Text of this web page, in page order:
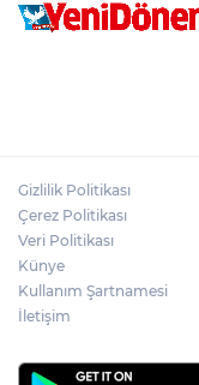
Gizlilik Politikası
Çerez Politikası
Veri Politikası
Künye
Kullanım Şartnamesi
İletişim